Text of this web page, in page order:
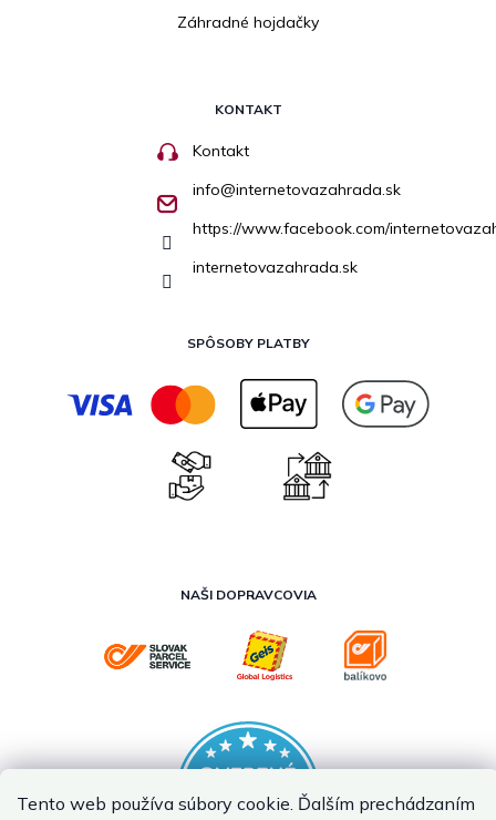
Tento web používa súbory cookie. Ďalším prechádzaním
Záhradné hojdačky
KONTAKT
Kontakt
info@internetovazahrada.sk
https://www.facebook.com/
internetovazahrada.sk
SPÔSOBY PLATBY
NAŠI DOPRAVCOVIA